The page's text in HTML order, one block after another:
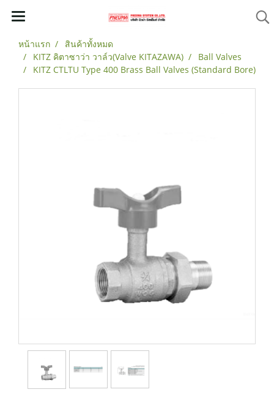
หน้าแรก
สินค้าทั้งหมด
KITZ คิตาซาว่า วาล์ว(Valve KITAZAWA)
Ball Valves
KITZ CTLTU Type 400 Brass Ball Valves (Standard Bore)